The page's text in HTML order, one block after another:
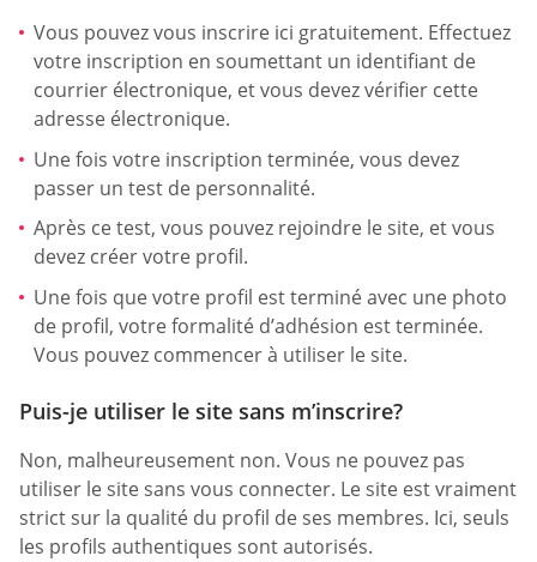
Vous pouvez vous inscrire ici gratuitement. Effectuez
votre inscription en soumettant un identifiant de
courrier électronique, et vous devez vérifier cette
adresse électronique.
Une fois votre inscription terminée, vous devez
passer un test de personnalité.
Après ce test, vous pouvez rejoindre le site, et vous
devez créer votre profil.
Une fois que votre profil est terminé avec une photo
de profil, votre formalité d’adhésion est terminée.
Vous pouvez commencer à utiliser le site.
Puis-je utiliser le site sans m’inscrire?
Non, malheureusement non. Vous ne pouvez pas
utiliser le site sans vous connecter. Le site est vraiment
strict sur la qualité du profil de ses membres. Ici, seuls
les profils authentiques sont autorisés.